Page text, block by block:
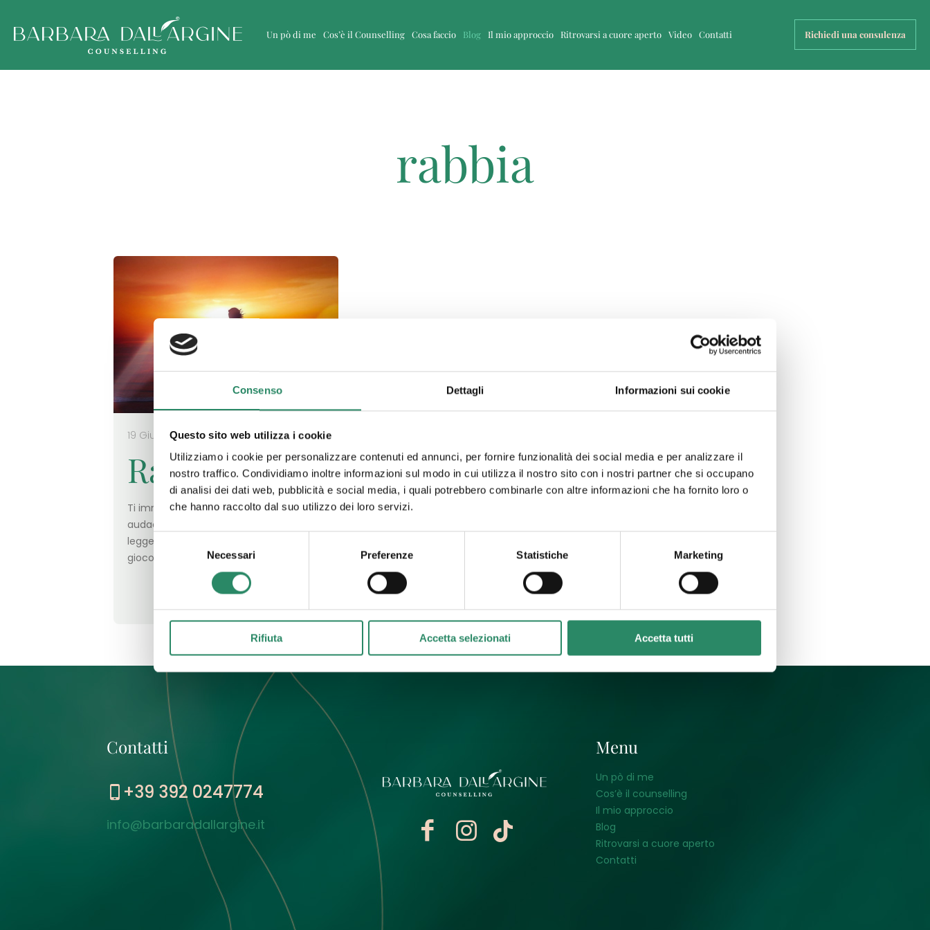
Consenso Dettagli Informazioni sui cookie
Questo sito web utilizza i cookie
Utilizziamo i cookie per personalizzare contenuti ed annunci, per fornire funzionalità dei social media e per analizzare il
nostro traffico. Condividiamo inoltre informazioni sul modo in cui utilizza il nostro sito con i nostri partner che si occupano
di analisi dei dati web, pubblicità e social media, i quali potrebbero combinarle con altre informazioni che ha fornito loro o
che hanno raccolto dal suo utilizzo dei loro servizi.
Selezione
del
Necessari Preferenze Statistiche Marketing
Rifiuta Accetta selezionati Accetta tutti
Un pò di me Cos’è il Counselling Cosa faccio Blog Il mio approccio Ritrovarsi a cuore aperto Video Contatti Richiedi una consulenza
rabbia
19 Giugno 2023
Rabbia
Ti immagino fiera, bella, consapevole e
audace. Vestita con un abito lungo e
leggero come a voler mostrare, in un
gioco di vedo e non vedo,[…]
Contatti
+39 392 0247774
info@barbaradallargine.it
Menu
Un pò di me
Cos’è il counselling
Il mio approccio
Blog
Ritrovarsi a cuore aperto
Contatti